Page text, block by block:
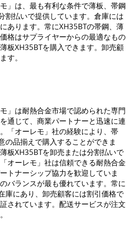
」は、最も有利な条件で薄板、帯鋼
割払いで提供しています。倉庫には
あります。常にХН35ВТの帯鋼、薄
格はサプライヤーからの最適なもの
板ХН35ВТを購入できます。卸売顧
す。
」は耐熱合金市場で認められた専門
通じて、商業パートナーと迅速に連
「オーレモ」社の経験により、帯
品揃えで購入することができま
板ХН35ВТを卸売または分割払いで
オーレモ」社は信頼できる耐熱合金
トナーシップ協力を歓迎していま
バランスが最も優れています。常に
庫にあり、卸売顧客には割引価格で
されています。配送サービスが注文